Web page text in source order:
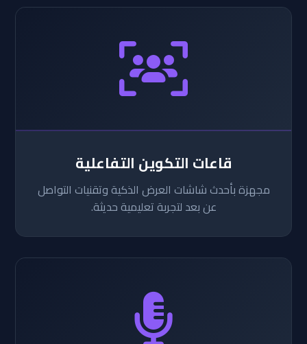
قاعات التكوين التفاعلية
مجهزة بأحدث شاشات العرض الذكية وتقنيات التواصل
عن بعد لتجربة تعليمية حديثة.